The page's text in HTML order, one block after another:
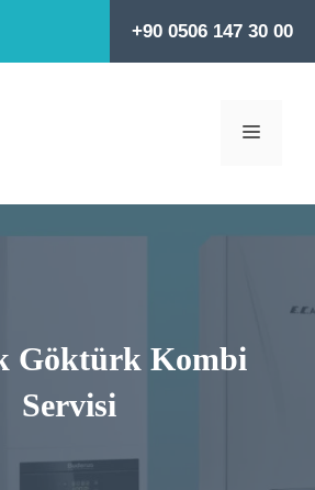
+90 0506 147 30 00
MENÜ
Göktürk Kombi
Servisi